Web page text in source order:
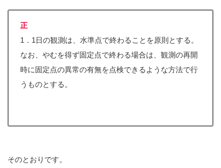
正
1．1日の観測は、水準点で終わることを原則とする。
なお、やむを得ず固定点で終わる場合は、観測の再開
時に固定点の異常の有無を点検できるような方法で行
うものとする。
そのとおりです。